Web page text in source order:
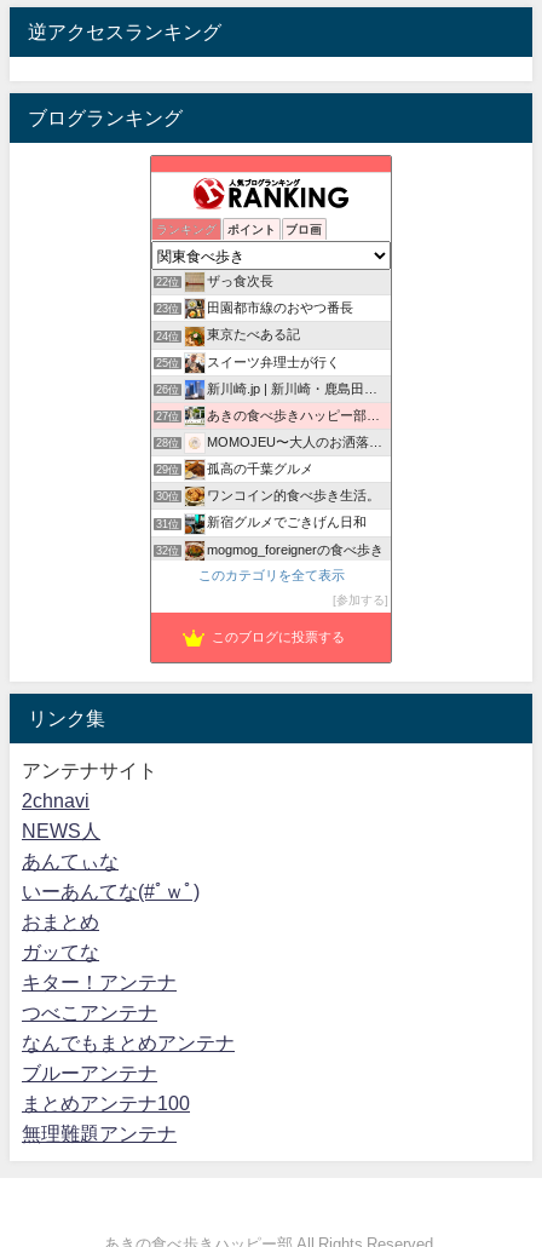
逆アクセスランキング
ブログランキング
ランキング ポイント ブロ画
20位 どっか行ったりなんか食べたりの記録
21位 昭和の残り香を探して
22位 ザっ食次長
23位 田園都市線のおやつ番長
24位 東京たべある記
25位 スイーツ弁理士が行く
26位 新川崎.jp | 新川崎・鹿島田の地域情報配信中！
27位 あきの食べ歩きハッピー部｜東長崎・西武池袋線沿線グルメ
28位 MOMOJEU〜大人のお洒落な旅とグルメ。
29位 孤高の千葉グルメ
30位 ワンコイン的食べ歩き生活。
31位 新宿グルメでごきげん日和
32位 mogmog_foreignerの食べ歩き
Foodie Blues：減酒逃避行
紅子のセレブなグルメ日記
このカテゴリを全て表示
参加する
このブログに投票する
リンク集
アンテナサイト
2chnavi
NEWS人
あんてぃな
いーあんてな(#ﾟｗﾟ)
おまとめ
ガッてな
キター！アンテナ
つべこアンテナ
なんでもまとめアンテナ
ブルーアンテナ
まとめアンテナ100
無理難題アンテナ
あきの食べ歩きハッピー部 All Rights Reserved.